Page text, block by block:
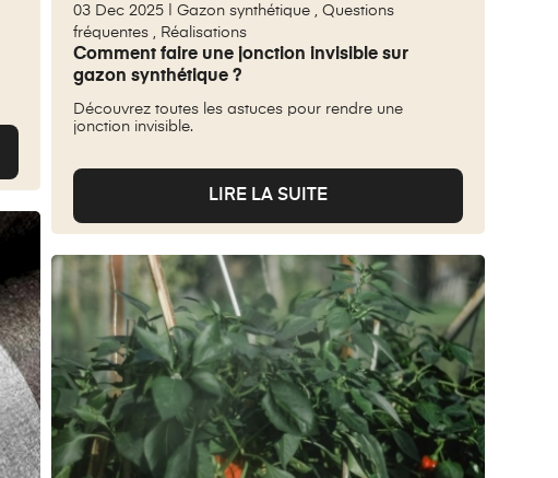
03 Dec 2025 | Gazon synthétique
Questions
fréquentes
Réalisations
Comment faire une jonction invisible sur
gazon synthétique ?
Découvrez toutes les astuces pour rendre une
jonction invisible.
LIRE LA SUITE